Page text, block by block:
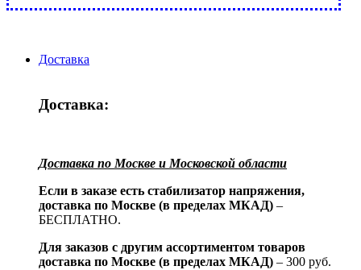
Доставка
Доставка:
Доставка по Москве и Московской области
Если в заказе есть стабилизатор напряжения,
доставка по Москве (в пределах МКАД) –
БЕСПЛАТНО.
Для заказов с другим ассортиментом товаров
доставка по Москве (в пределах МКАД) – 300 руб.